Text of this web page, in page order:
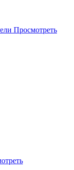
Просмотреть